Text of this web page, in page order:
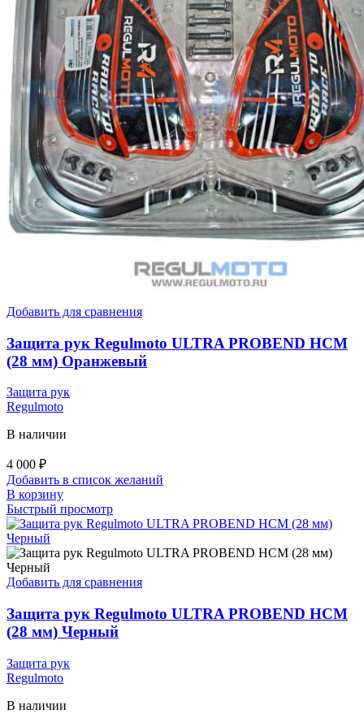
Добавить для сравнения
Защита рук Regulmoto ULTRA PROBEND HCM
(28 мм) Оранжевый
Защита рук
Regulmoto
В наличии
4 000 ₽
Добавить в список желаний
В корзину
Быстрый просмотр
Добавить для сравнения
Защита рук Regulmoto ULTRA PROBEND HCM
(28 мм) Черный
Защита рук
Regulmoto
В наличии